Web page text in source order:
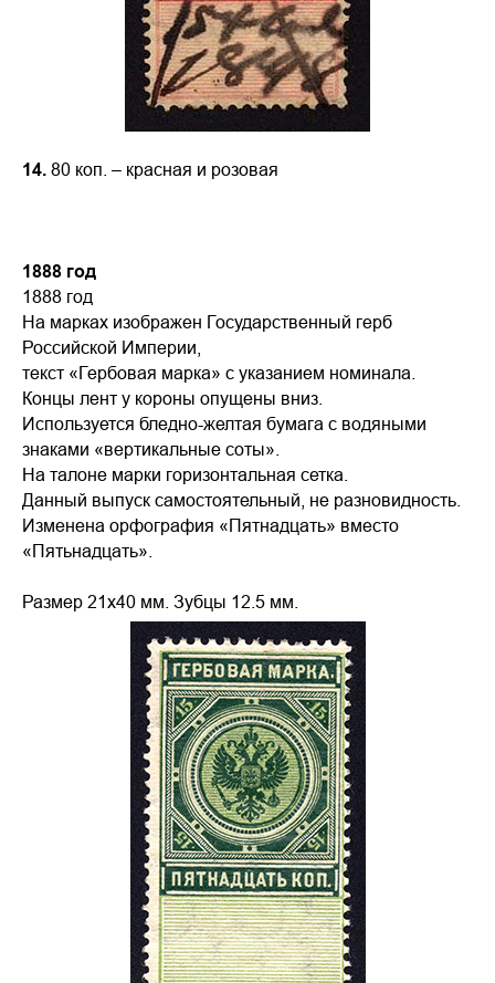
14. 80 коп. – красная и розовая
1888 год
1888 год
На марках изображен Государственный герб
Российской Империи,
текст «Гербовая марка» с указанием номинала.
Концы лент у короны опущены вниз.
Используется бледно-желтая бумага с водяными
знаками «вертикальные соты».
На талоне марки горизонтальная сетка.
Данный выпуск самостоятельный, не разновидность.
Изменена орфография «Пятнадцать» вместо
«Пятьнадцать».
Размер 21х40 мм. Зубцы 12.5 мм.